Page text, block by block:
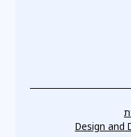
Design and